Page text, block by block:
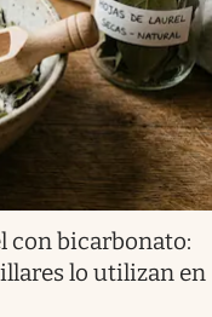
con bicarbonato:
lo utilizan en